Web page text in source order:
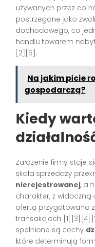
używanych przez co
postrzegane jako
dochodowego, co
handlu towarem
[2][5].
Na jakim picie
gospodarczą?
Kiedy
Założenie firmy staje
skala sprzedaży
nierejestrowanej, a
charakter, z
ofertą przygotowaną
transakcjach
spełnione są cechy
które determinują